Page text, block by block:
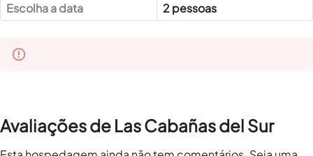
Escolha a data 2 pessoas
Avaliações de Las Cabañas del Sur